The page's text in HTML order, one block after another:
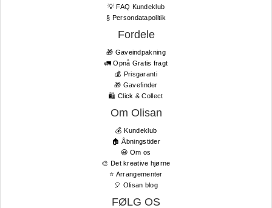
💡 FAQ Kundeklub
§ Persondatapolitik
Fordele
🎁 Gaveindpakning
🚛 Opnå Gratis fragt
💰 Prisgaranti
🎁 Gavefinder
🛍 Click & Collect
Om Olisan
💰 Kundeklub
🏠 Åbningstider
😃 Om os
🎨 Det kreative hjørne
⭐️ Arrangementer
🎈 Olisan blog
FØLG OS